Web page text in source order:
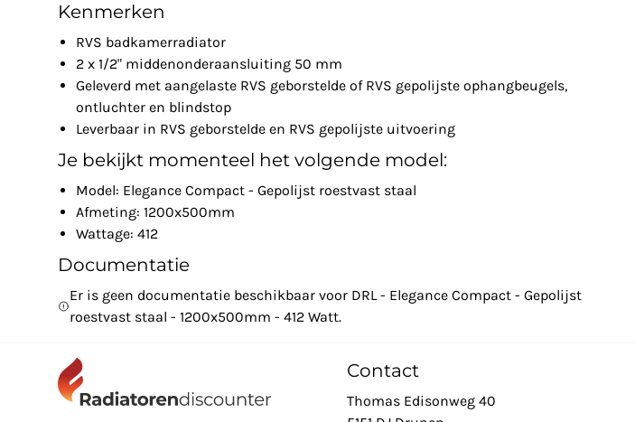
Kenmerken
RVS badkamerradiator
2 x 1/2" middenonderaansluiting 50 mm
Geleverd met aangelaste RVS geborstelde of RVS gepolijste ophangbeugels,
ontluchter en blindstop
Leverbaar in RVS geborstelde en RVS gepolijste uitvoering
Je bekijkt momenteel het volgende model:
Model: Elegance Compact - Gepolijst roestvast staal
Afmeting: 1200x500mm
Wattage: 412
Documentatie
Er is geen documentatie beschikbaar voor DRL - Elegance Compact - Gepolijst
roestvast staal - 1200x500mm - 412 Watt.
Contact
Thomas Edisonweg 40